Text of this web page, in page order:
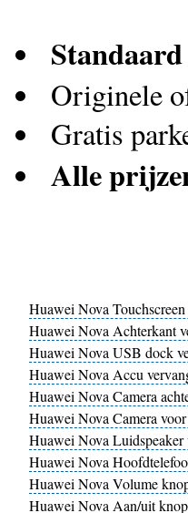
Originele
Gratis
Alle
Huawei Nova Touchscreen
Huawei Nova Achterkant
Huawei Nova USB dock
Huawei Nova Accu
Huawei Nova Camera
Huawei Nova Camera
Huawei Nova Luidspeaker
Huawei Nova
Huawei Nova Volume
Huawei Nova Aan/uit